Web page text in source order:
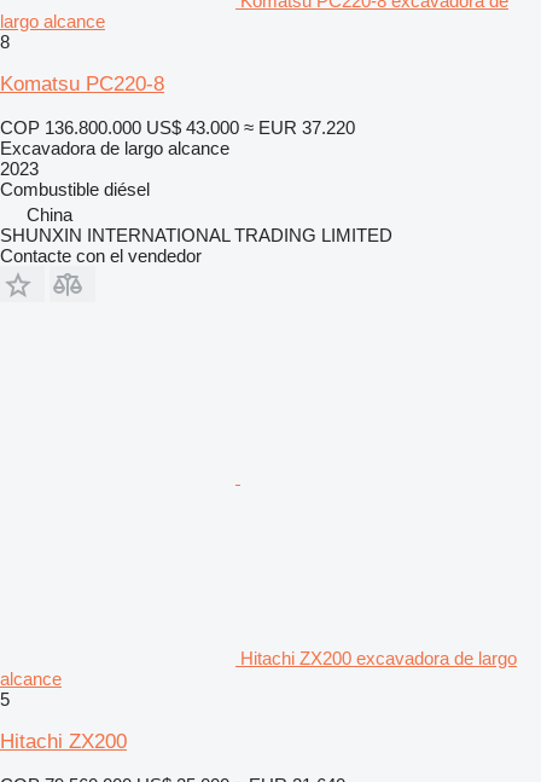
largo alcance
8
Komatsu PC220-8
COP 136.800.000 US$ 43.000 ≈ EUR 37.220
Excavadora de largo alcance
2023
Combustible diésel
China
SHUNXIN INTERNATIONAL TRADING LIMITED
Contacte con el vendedor
Hitachi ZX200 excavadora de largo
alcance
5
Hitachi ZX200